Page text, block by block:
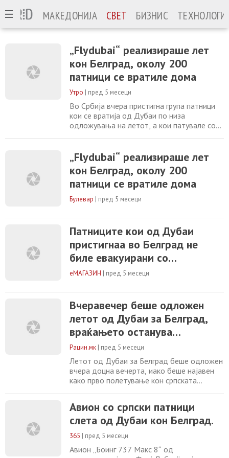
МАКЕДОНИЈА СВЕТ БИЗНИС
„Flydubai“ реализираше лет
кон Белград, околу 200
патници се вратиле дома
Утро | пред 5 месеци
Во Србија вчера пристигна група патници
кои се вратија од Дубаи по низа
одложувања на летот, а кои патувале со
кои претходно купиле билети за „Flydubai“,
беа известени од авиокомпанијата дека
нивниот лет кон Белград конечно ќе се
реализира. Првиот обид летот да полета
„Flydubai“ реализираше лет
кон Белград, околу 200
патници се вратиле дома
Булевар | пред 5 месеци
Патниците кои од Дубаи
пристигнаа во Белград не
биле евакуирани со
организација на Владата, туку
компанијата „Флај Дубаи“
еМАГАЗИН | пред 5 месеци
Вчеравечер беше одложен
летот од Дубаи за Белград,
враќањето останува
неизвесно
Рацин.мк | пред 5 месеци
Летот од Дубаи за Белград беше одложен
вчера доцна вечерта, иако беше најавен
како прво полетување кон српската
Според достапните податоци, станува
збор за летот FZ1107, кој првично
требаше да полета во 20:20 часот по
средноевропско време, но подоцна беше
поместен, со ново
Авион со српски патници
слета од Дубаи кон Белград.
365 | пред 5 месеци
Авион „Боинг 737 Макс 8“ од